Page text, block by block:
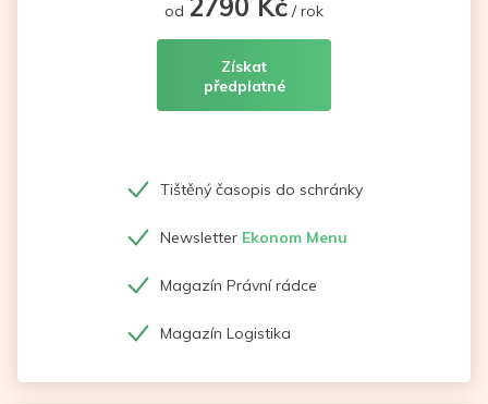
od 2790 Kč / rok
Získat
předplatné
Tištěný časopis do schránky
Newsletter Ekonom Menu
Magazín Právní rádce
Magazín Logistika